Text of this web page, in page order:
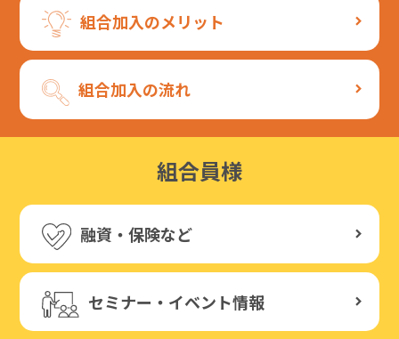
組合加入のメリット
組合加入の流れ
組合員様
融資・保険など
セミナー・イベント情報